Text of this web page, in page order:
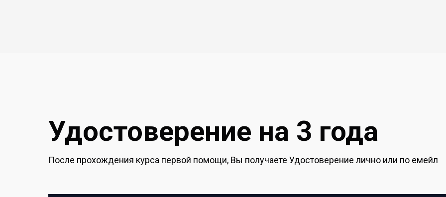
Удостоверение на 3 года
После прохождения курса первой помощи, Вы получаете Удостоверение лично или по емейл